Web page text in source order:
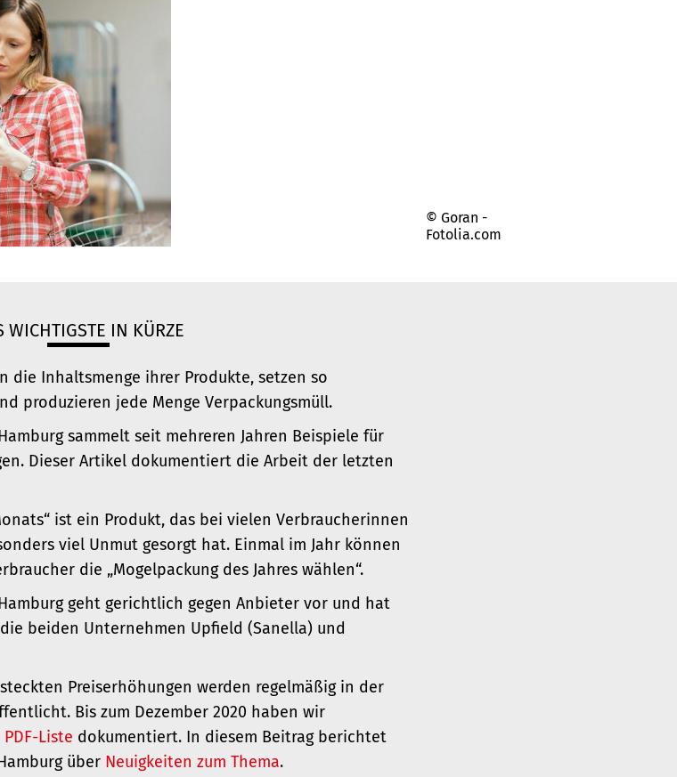
© Goran -
Fotolia.com
WICHTIGSTE IN KÜRZE
die Inhaltsmenge ihrer Produkte, setzen so
produzieren jede Menge Verpackungsmüll.
sammelt seit mehreren Jahren Beispiele für
Dieser Artikel dokumentiert die Arbeit der letzten
ist ein Produkt, das bei vielen Verbraucherinnen
viel Unmut gesorgt hat. Einmal im Jahr können
die „Mogelpackung des Jahres wählen“.
geht gerichtlich gegen Anbieter vor und hat
beiden Unternehmen Upfield (Sanella) und
Preiserhöhungen werden regelmäßig in der
Bis zum Dezember 2020 haben wir
PDF-Liste dokumentiert. In diesem Beitrag berichtet
über Neuigkeiten zum Thema.